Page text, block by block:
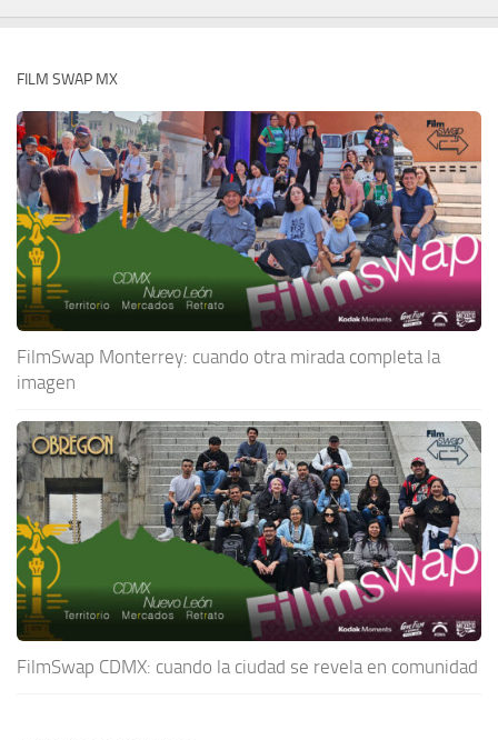
FILM SWAP MX
FilmSwap Monterrey: cuando otra mirada completa la
imagen
FilmSwap CDMX: cuando la ciudad se revela en comunidad